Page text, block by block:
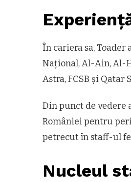
În cariera sa,
Național, Al-Ain, Al-
Astra, FCSB și Qatar
Din punct de vedere
României pentru
petrecut în staff-ul
Nucleul